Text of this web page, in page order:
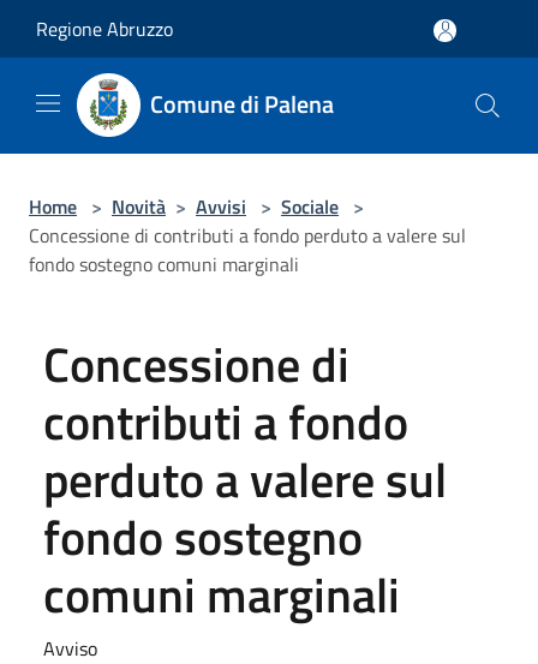
Regione Abruzzo
Comune di Palena
Home > Novità > Avvisi > Sociale >
Concessione di contributi a fondo perduto a valere sul
fondo sostegno comuni marginali
Concessione di
contributi a fondo
perduto a valere sul
fondo sostegno
comuni marginali
Avviso